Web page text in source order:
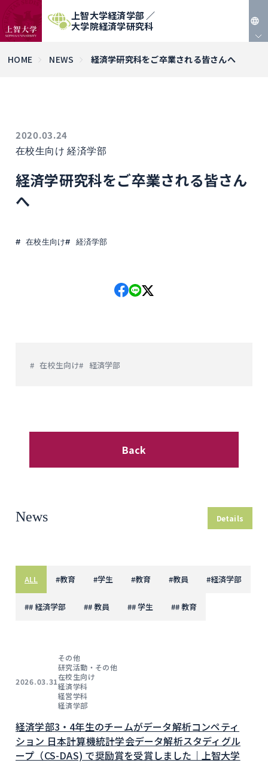
上智大学経済学部 ／
大学院経済学研究科
HOME NEWS 経済学研究科をご卒業される皆さんへ
2020.03.24
在校生向け 経済学部
経済学研究科をご卒業される皆さん
へ
在校生向け 経済学部
在校生向け 経済学部
Back
News Details
ALL #教育 #学生 #教育 #教員 #経済学部
## 経済学部 ## 教員 ## 学生 ## 教育
2026.03.31
その他
研究活動・その他
在校生向け
経済学科
経営学科
経済学部
経済学部3・4年生のチームがデータ解析コンペティ
ション 日本計算機統計学会データ解析スタディグル
ープ（CS-DAS) で奨励賞を受賞しました｜上智大学